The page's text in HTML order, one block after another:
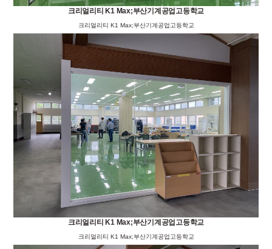
크리얼리티 K1 Max;부산기계공업고등학교
크리얼리티 K1 Max;부산기계공업고등학교
크리얼리티 K1 Max;부산기계공업고등학교
크리얼리티 K1 Max;부산기계공업고등학교